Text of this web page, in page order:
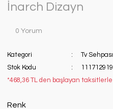
İnarch Dizayn
0 Yorum
Kategori
Tv Sehpası
Stok Kodu
*468,36 TL den başlayan
Renk